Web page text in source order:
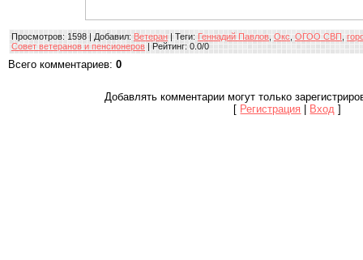
Просмотров: 1598 | Добавил: Ветеран | Теги: Геннадий Павлов Окс ОГОО СВП
Совет ветеранов и пенсионеров | Рейтинг: 0.0/0
Всего комментариев: 0
Добавлять комментарии могут только
[ Регистрация Вход ]